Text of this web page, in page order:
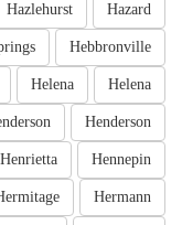
Hazard
Hazlehurst
Hebbronville
Helena
Helena
Henderson
Hennepin
Henrietta
Hermann